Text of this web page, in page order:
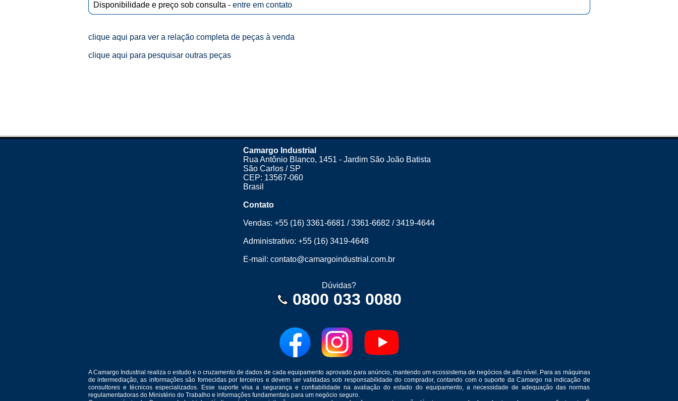
Disponibilidade e preço sob consulta - entre em contato
clique aqui para ver a relação completa de peças à venda
clique aqui para pesquisar outras peças
Camargo Industrial
Rua Antônio Blanco, 1451 - Jardim São João Batista
São Carlos / SP
CEP: 13567-060
Brasil
Contato
Vendas: +55 (16) 3361-6681 /3361-6682 /3419-4644
Administrativo: +55 (16) 3419-4648
E-mail: contato@camargoindustrial.com.br
Dúvidas?
0800 033 0080
A Camargo Industrial realiza o estudo e o cruzamento de dados de cada equipamento aprovado para anúncio, mantendo um ecossistema de negócios de alto nível. Para as máquinas
de intermediação, as informações são fornecidas por terceiros e devem ser validadas sob responsabilidade do comprador, contando com o suporte da Camargo na indicação de
consultores e técnicos especializados. Esse suporte visa a segurança e confiabilidade na avaliação do estado do equipamento, a necessidade de adequação das normas
regulamentadoras do Ministério do Trabalho e informações fundamentais para um negócio seguro.